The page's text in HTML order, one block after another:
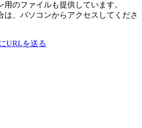
用のファイルも提供しています。
は、パソコンからアクセスしてくださ
URLを送る